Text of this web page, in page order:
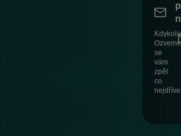
Ozveme
se
vám
zpět
co